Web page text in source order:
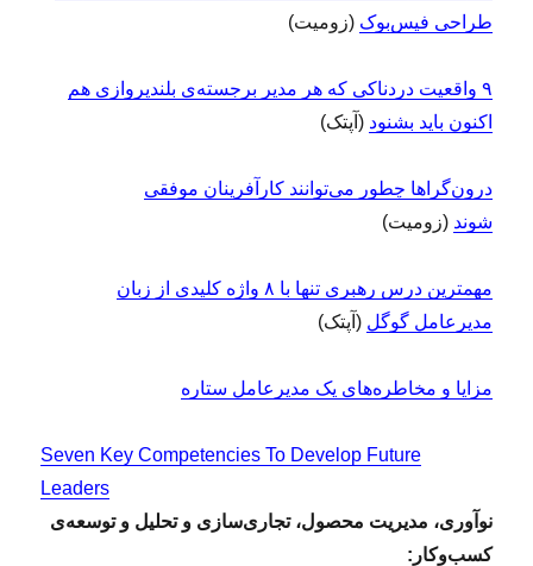
طراحی فیس‌بوک (زومیت)
۹ واقعیت دردناکی که هر مدیر برجسته‌ی بلندپروازی هم
اکنون باید بشنود (آپتک)
درون‌گراها چطور می‌توانند کارآفرینان موفقی
شوند (زومیت)
مهمترین درس رهبری تنها با ۸ واژه کلیدی از زبان
مدیرعامل گوگل (آپتک)
مزایا و مخاطره‌های یک مدیرعامل ستاره
Seven Key Competencies To Develop Future
Leaders
نوآوری، مدیریت محصول، تجاری‌سازی و تحلیل و توسعه‌ی
کسب‌وکار: